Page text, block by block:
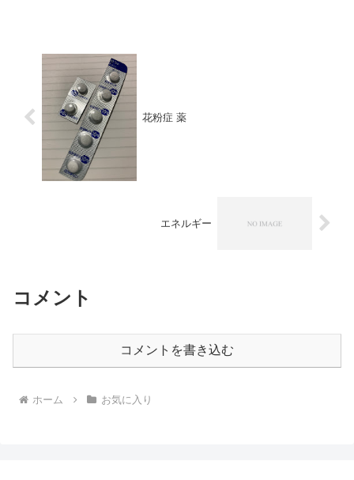
花粉症 薬
エネルギー
コメント
コメントを書き込む
ホーム お気に入り